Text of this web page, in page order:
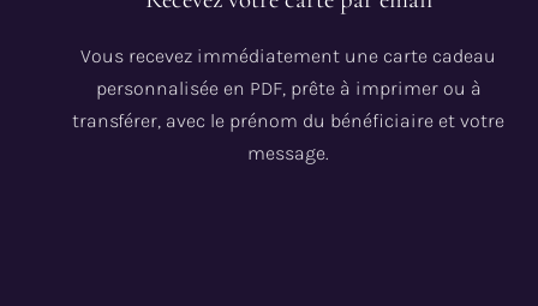
Vous recevez immédiatement une carte cadeau
personnalisée en PDF, prête à imprimer ou à
transférer, avec le prénom du bénéficiaire et votre
message.